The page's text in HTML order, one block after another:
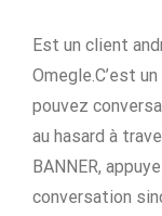
Est un client
Omegle.C’est
pouvez
au hasard à
BANNER,
conversation